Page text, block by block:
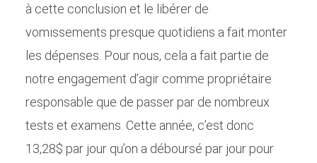
à cette conclusion et le libérer de
vomissements presque quotidiens a fait monter
les dépenses. Pour nous, cela a fait partie de
notre engagement d’agir comme propriétaire
responsable que de passer par de nombreux
tests et examens. Cette année, c’est donc
13,28$ par jour qu’on a déboursé par jour pour